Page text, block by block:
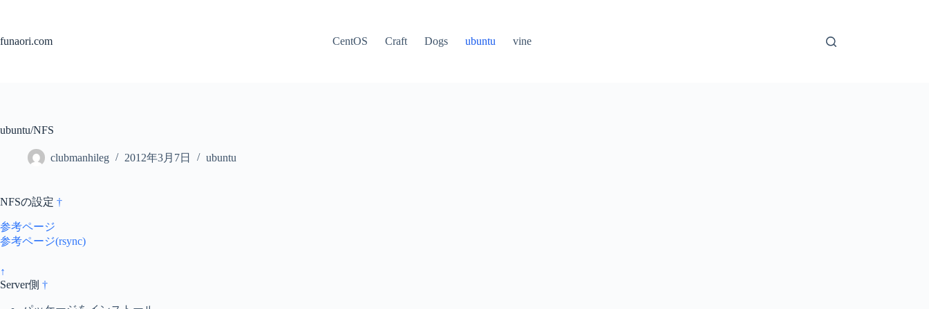
テ
プ
funaori.com CentOS Craft Dogs ubuntu vine
ubuntu/NFS
clubmanhileg 2012年3月7日 ubuntu
NFSの設定 †
参考ページ
参考ページ(rsync)
↑
Server側 †